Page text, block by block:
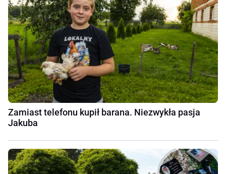
Zamiast telefonu kupił barana. Niezwykła pasja
Jakuba